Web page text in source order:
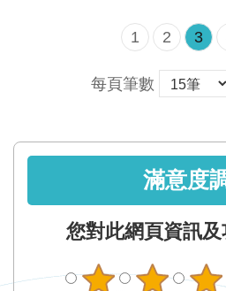
服
1 2 3
每頁筆數
滿意度
您對此網頁資訊